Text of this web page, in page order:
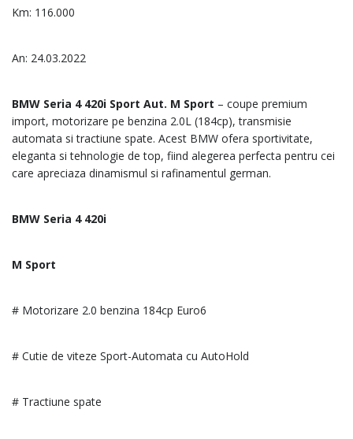
Km: 116.000
An: 24.03.2022
BMW Seria 4 420i Sport Aut. M Sport – coupe premium
import, motorizare pe benzina 2.0L (184cp), transmisie
automata si tractiune spate. Acest BMW ofera sportivitate,
eleganta si tehnologie de top, fiind alegerea perfecta pentru cei
care apreciaza dinamismul si rafinamentul german.
BMW Seria 4 420i
M Sport
# Motorizare 2.0 benzina 184cp Euro6
# Cutie de viteze Sport-Automata cu AutoHold
# Tractiune spate